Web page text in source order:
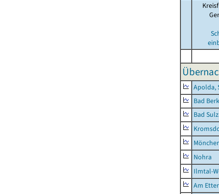
Apolda,
Bad
Bad
Nohra
Ilmtal-
Am